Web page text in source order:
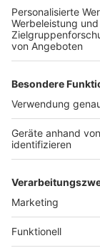
Mit diesem
den Charts -
Für viele Fans
schöner.
Anzeige